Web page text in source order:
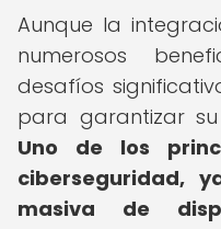
Aunque la
numerosos
desafíos
para garantizar su
Uno de los
ciberseguridad,
masiva de